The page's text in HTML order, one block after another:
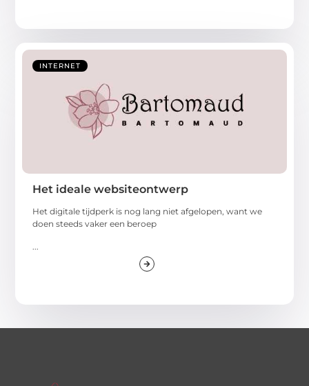
INTERNET
Het ideale websiteontwerp
Het digitale tijdperk is nog lang niet afgelopen, want we
doen steeds vaker een beroep